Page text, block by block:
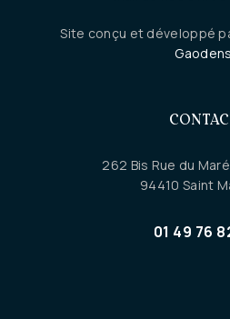
Site conçu et développé
Gaodens
262 Bis Rue du
94410 Saint
01 49 76